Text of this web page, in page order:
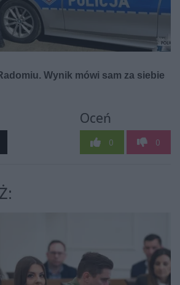
Oceń
0 0